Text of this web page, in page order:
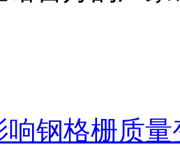
响钢格栅质